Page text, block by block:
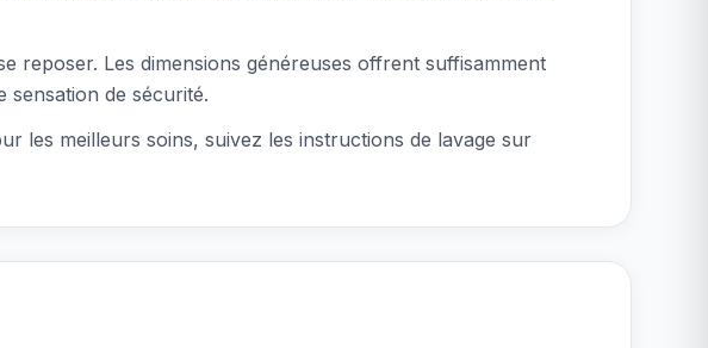
reposer. Les dimensions généreuses offrent suffisamment
de sécurité.
les meilleurs soins, suivez les instructions de lavage sur